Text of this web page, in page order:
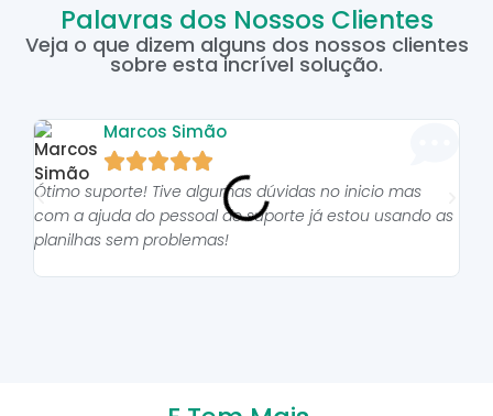
Palavras dos Nossos Clientes
Veja o que dizem alguns dos nossos clientes
sobre esta incrível solução.
Marcos Simão

Ótimo suporte! Tive algumas dúvidas no inicio mas
com a ajuda do pessoal do suporte já estou usando as
planilhas sem problemas!